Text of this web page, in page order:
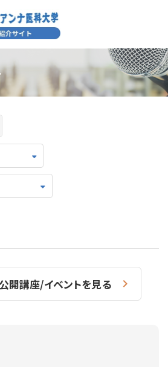
開講座/イベントを見る